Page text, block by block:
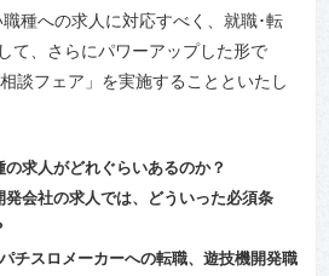
種への求人に対応すべく、就職･転
て、さらにパワーアップした形で
談フェア」を実施することといたし
求人がどれぐらいあるのか？
会社の求人では、どういった必須条
チスロメーカーへの転職、遊技機開発職